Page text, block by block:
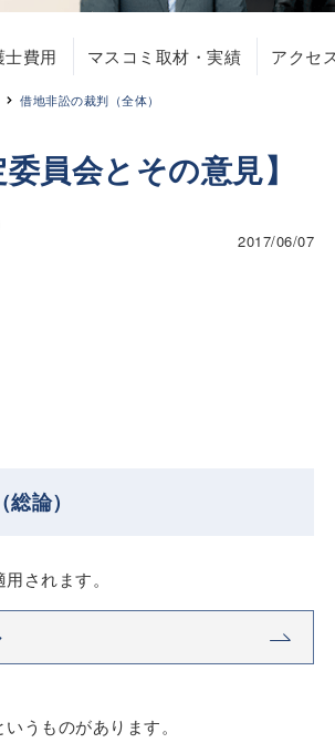
士費用 マスコミ取材・実績 アクセ
借地非訟の裁判（全体）
員会とその意見】
2017/06/07
論）
されます。
うものがあります。